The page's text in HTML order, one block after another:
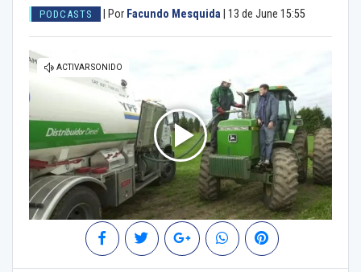
PODCASTS Por Facundo Mesquida 13 de June 15:55